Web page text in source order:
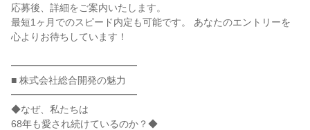
応募後、詳細をご案内いたします。
最短1ヶ月でのスピード内定も可能です。 あなたのエントリーを
心よりお待ちしています！
━━━━━━━━━━━━━
■ 株式会社総合開発の魅力
━━━━━━━━━━━━━
◆なぜ、私たちは
68年も愛され続けているのか？◆